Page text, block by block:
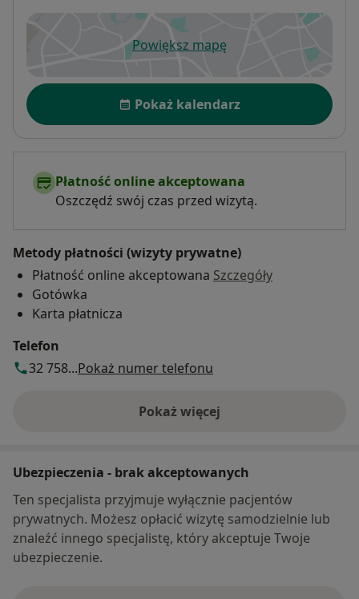
Powiększ mapęotwiera się w nowej karcie
Dostępność
Pokaż kalendarz
Płatność online akceptowana
Oszczędź swój czas przed wizytą.
Metody płatności (wizyty prywatne)
Płatność online akceptowana Szczegóły
Gotówka
Karta płatnicza
Telefon
32 758...Pokaż numer telefonu
Pokaż więcej
o adresie
Ubezpieczenia - brak akceptowanych
Ten specjalista przyjmuje wyłącznie pacjentów
prywatnych. Możesz opłacić wizytę samodzielnie lub
znaleźć innego specjalistę, który akceptuje Twoje
ubezpieczenie.